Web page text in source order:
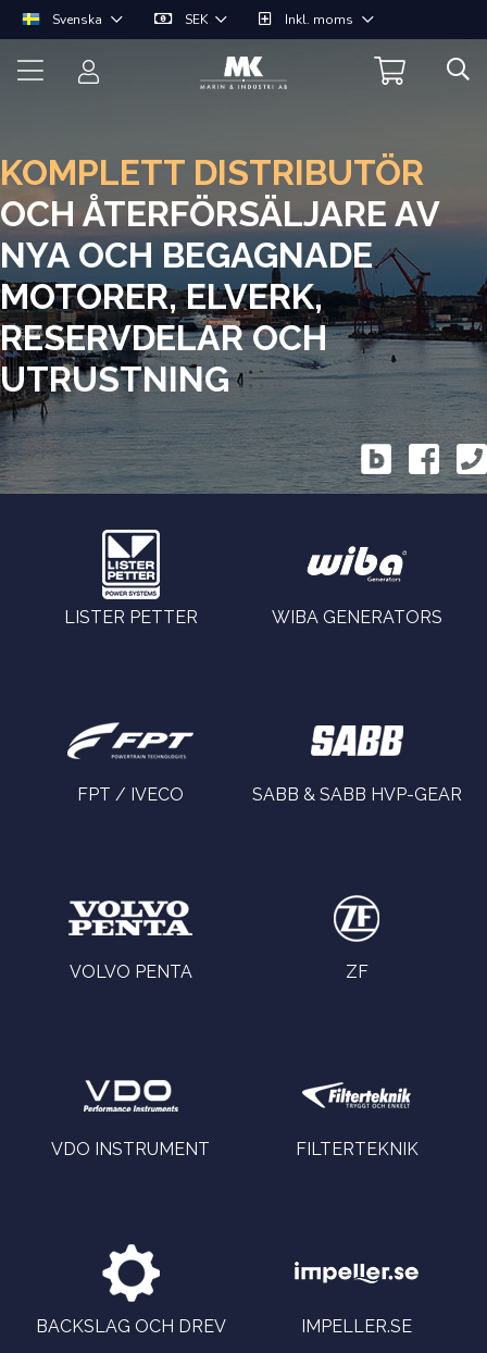
Svenska SEK Inkl. moms
KOMPLETT DISTRIBUTÖR
OCH ÅTERFÖRSÄLJARE AV
NYA OCH BEGAGNADE
MOTORER, ELVERK,
RESERVDELAR OCH
UTRUSTNING
LISTER PETTER WIBA GENERATORS
FPT / IVECO SABB & SABB HVP-GEAR
VOLVO PENTA ZF
VDO INSTRUMENT FILTERTEKNIK
BACKSLAG OCH DREV IMPELLER.SE